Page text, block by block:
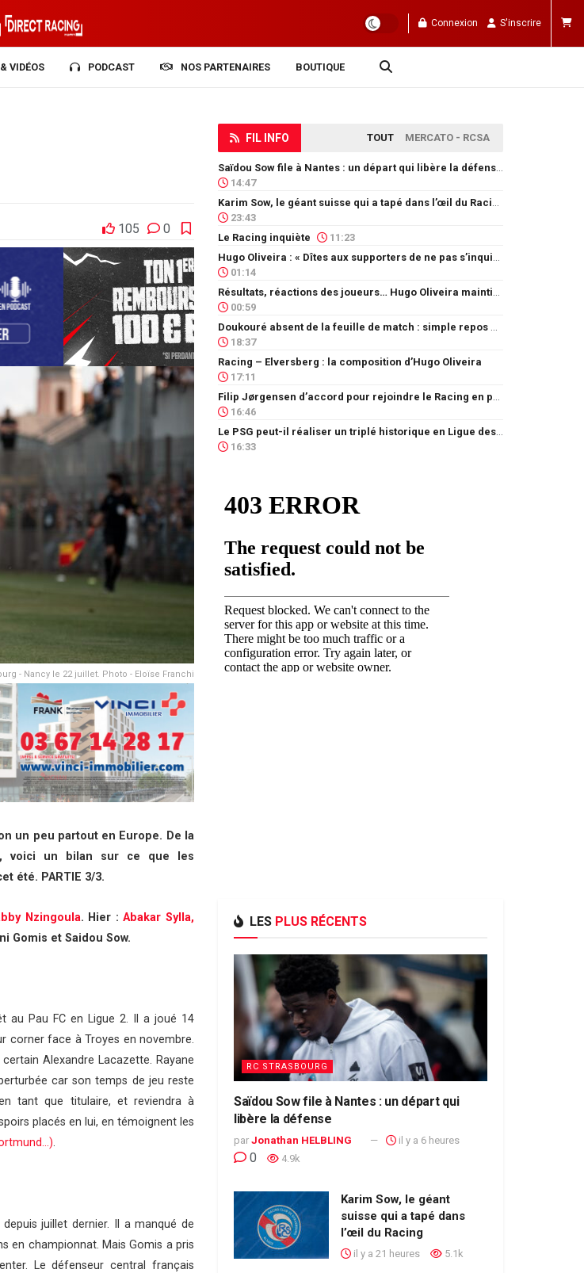
Connexion S'inscrire
VIDÉOS PODCAST NOS PARTENAIRES BOUTIQUE
105 0
- Nancy le 22 juillet. Photo - Eloïse Franchi
un peu partout en Europe. De la
voici un bilan sur ce que les
été. PARTIE 3/3.
Nzingoula. Hier :Abakar Sylla,
Gomis et Saidou Sow.
au Pau FC en Ligue 2. Il a joué 14
corner face à Troyes en novembre.
Alexandre Lacazette. Rayane
car son temps de jeu reste
tant que titulaire, et reviendra à
placés en lui, en témoignent les
.
juillet dernier. Il a manqué de
en championnat. Mais Gomis a pris
Le défenseur central français
FIL INFO TOUT MERCATO - RCSA
14:47
23:43
Le Racing inquiète
11:23
01:14
00:59
18:37
Racing – Elversberg : la composition d’Hugo Oliveira
17:11
16:46
16:33
LES PLUS RÉCENTS
RC STRASBOURG
Saïdou Sow file à Nantes : un départ qui
libère la défense
par Jonathan HELBLING il y a 6 heures
0 4.9k
Karim Sow, le géant
suisse qui a tapé dans
l’œil du Racing
il y a 21 heures 5.1k